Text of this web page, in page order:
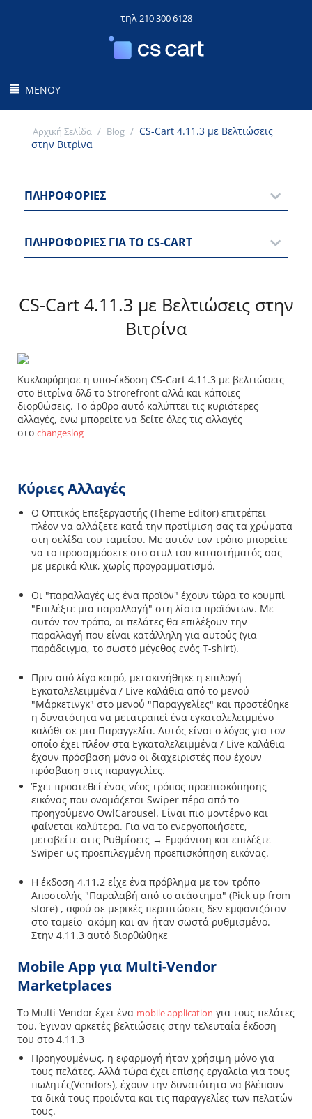
τηλ210 300 6128
ΜΕΝΟΎ
Αρχική Σελίδα / Blog / CS-Cart 4.11.3 με Βελτιώσεις
στην Βιτρίνα
ΠΛΗΡΟΦΟΡΊΕΣ
ΠΛΗΡΟΦΟΡΊΕΣ ΓΙΑ ΤΟ CS-CART
CS-Cart 4.11.3 με Βελτιώσεις στην
Βιτρίνα
Κυκλοφόρησε η υπο-έκδοση CS-Cart 4.11.3 με βελτιώσεις
στο Βιτρίνα δλδ το Strorefront αλλά και κάποιες
διορθώσεις. Το άρθρο αυτό καλύπτει τις κυριότερες
αλλαγές, ενω μπορείτε να δείτε όλες τις αλλαγές
στο changeslog
Κύριες Αλλαγές
Ο Οπτικός Επεξεργαστής (Theme Editor) επιτρέπει
πλέον να αλλάξετε κατά την προτίμιση σας τα χρώματα
στη σελίδα του ταμείου. Με αυτόν τον τρόπο μπορείτε
να το προσαρμόσετε στο στυλ του καταστήματός σας
με μερικά κλικ, χωρίς προγραμματισμό.
Οι "παραλλαγές ως ένα προϊόν" έχουν τώρα το κουμπί
"Επιλέξτε μια παραλλαγή" στη λίστα προϊόντων. Με
αυτόν τον τρόπο, οι πελάτες θα επιλέξουν την
παραλλαγή που είναι κατάλληλη για αυτούς (για
παράδειγμα, το σωστό μέγεθος ενός T-shirt).
Πριν από λίγο καιρό, μετακινήθηκε η επιλογή
Εγκαταλελειμμένα / Live καλάθια από το μενού
"Μάρκετινγκ" στο μενού "Παραγγελίες" και προστέθηκε
η δυνατότητα να μετατραπεί ένα εγκαταλελειμμένο
καλάθι σε μια Παραγγελία. Αυτός είναι ο λόγος για τον
οποίο έχει πλέον στα Εγκαταλελειμμένα / Live καλάθια
έχουν πρόσβαση μόνο οι διαχειριστές που έχουν
πρόσβαση στις παραγγελίες.
Έχει προστεθεί ένας νέος τρόπος προεπισκόπησης
εικόνας που ονομάζεται Swiper πέρα ​​από το
προηγούμενο OwlCarousel. Είναι πιο μοντέρνο και
φαίνεται καλύτερα. Για να το ενεργοποιήσετε,
μεταβείτε στις Ρυθμίσεις → Εμφάνιση και επιλέξτε
Swiper ως προεπιλεγμένη προεπισκόπηση εικόνας.
Η έκδοση 4.11.2 είχε ένα πρόβλημα με τον τρόπο
Αποστολής "Παραλαβή από το ατάστημα" (Pick up from
store) , αφού σε μερικές περιπτώσεις δεν εμφανιζόταν
στο ταμείο ακόμη και αν ήταν σωστά ρυθμισμένο.
Στην 4.11.3 αυτό διορθώθηκε
Mobile App για Multi-Vendor
Marketplaces
Το Multi-Vendor έχει ένα mobile application για τους πελάτες
του. Έγιναν αρκετές βελτιώσεις στην τελευταία έκδοση
του στο 4.11.3
Προηγουμένως, η εφαρμογή ήταν χρήσιμη μόνο για
τους πελάτες. Αλλά τώρα έχει επίσης εργαλεία για τους
πωλητές(Vendors), έχουν την δυνατότητα να βλέπουν
τα δικά τους προϊόντα και τις παραγγελίες των πελατών
τους.